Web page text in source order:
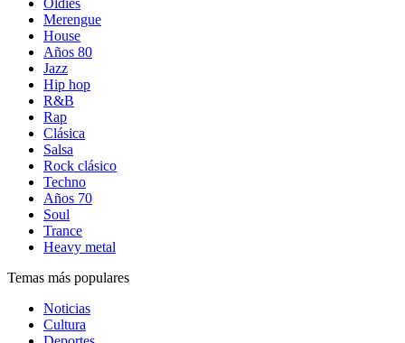
Oldies
Merengue
House
Años 80
Jazz
Hip hop
R&B
Rap
Clásica
Salsa
Rock clásico
Techno
Años 70
Soul
Trance
Heavy metal
Temas más populares
Noticias
Cultura